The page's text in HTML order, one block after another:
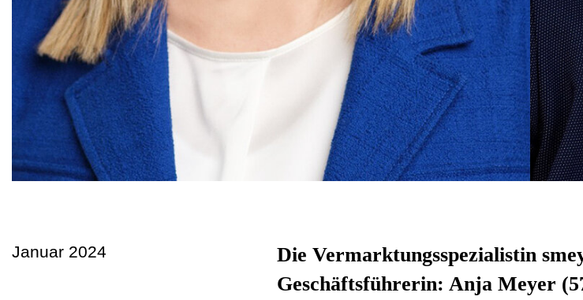
Januar 2024
Die Vermarktungsspezialistin
Geschäftsführerin: Anja Meyer